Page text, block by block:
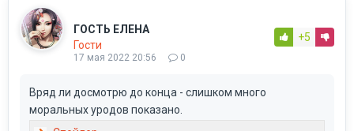
ГОСТЬ ЕЛЕНА
Гости
17 мая 2022 20:56 0
+5
Вряд ли досмотрю до конца - слишком много
моральных уродов показано.